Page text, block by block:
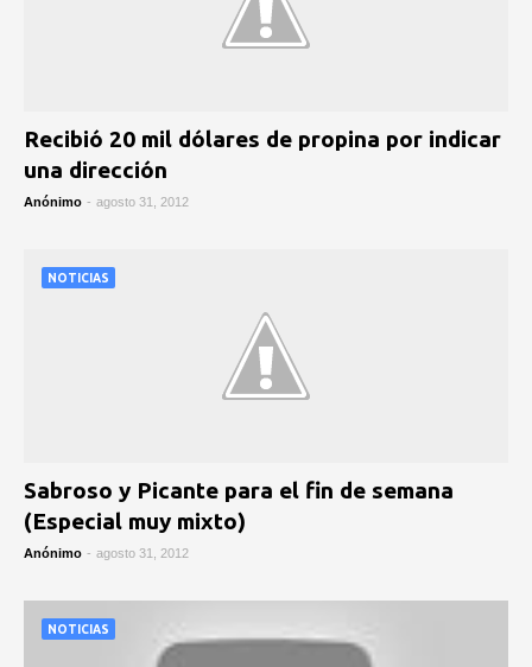
Recibió 20 mil dólares de propina por indicar
una dirección
Anónimo - agosto 31, 2012
NOTICIAS
Sabroso y Picante para el fin de semana
(Especial muy mixto)
Anónimo - agosto 31, 2012
NOTICIAS